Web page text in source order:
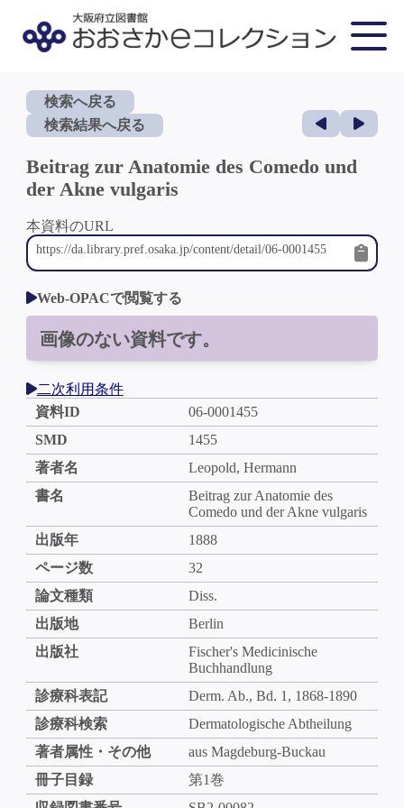
検索へ戻る
検索結果へ戻る
Beitrag zur Anatomie des Comedo und
der Akne vulgaris
本資料のURL
Web-OPACで閲覧する
画像のない資料です。
二次利用条件
資料ID
06-0001455
SMD
1455
著者名
Leopold, Hermann
書名
Beitrag zur Anatomie des
Comedo und der Akne vulgaris
出版年
1888
ページ数
32
論文種類
Diss.
出版地
Berlin
出版社
Fischer's Medicinische
Buchhandlung
診療科表記
Derm. Ab., Bd. 1, 1868-1890
診療科検索
Dermatologische Abtheilung
著者属性・その他
aus Magdeburg-Buckau
冊子目録
第1巻